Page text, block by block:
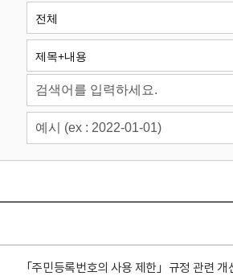
「주민등록번호의 사용 제한」규정 관련 개